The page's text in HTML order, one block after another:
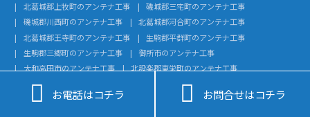
北葛城郡上牧町のアンテナ工事
磯城郡三宅町のアンテナ工事
磯城郡川西町のアンテナ工事
北葛城郡河合町のアンテナ工事
北葛城郡王寺町のアンテナ工事
生駒郡平群町のアンテナ工事
生駒郡三郷町のアンテナ工事
御所市のアンテナ工事
大和高田市のアンテナ工事
北設楽郡東栄町のアンテナ工事
北設楽郡設楽町のアンテナ工事
額田郡幸田町のアンテナ工事
知多郡武豊町のアンテナ工事
知多郡美浜町のアンテナ工事
 お電話はコチラ  お問合せはコチラ